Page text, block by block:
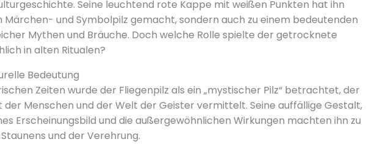
Seine leuchtend rote Kappe mit weißen Punkten hat ihn
Märchen- und Symbolpilz gemacht, sondern auch zu einem bedeutenden
Mythen und Bräuche. Doch welche Rolle spielte der getrocknete
in alten Ritualen?
Bedeutung
Zeiten wurde der Fliegenpilz als ein „mystischer Pilz“ betrachtet, der
der Menschen und der Welt der Geister vermittelt. Seine auffällige Gestalt,
Erscheinungsbild und die außergewöhnlichen Wirkungen machten ihn zu
und der Verehrung.